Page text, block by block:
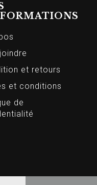
et retours
et conditions
de